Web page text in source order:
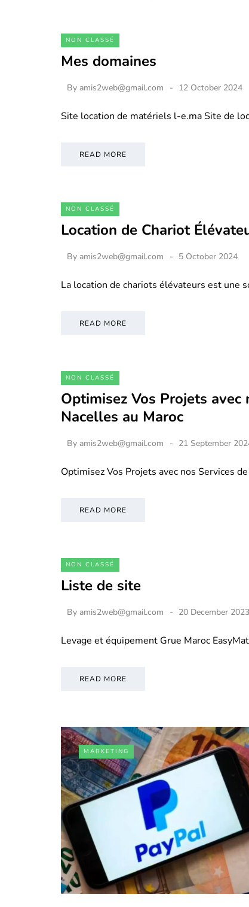
NON CLASSÉ
Mes domaines
By amis2web@gmail.com 12 October 2024
Site location de matériels l-e.ma Site de
READ MORE
NON CLASSÉ
Location de Chariot
By amis2web@gmail.com 5 October 2024
La location de chariots élévateurs est
READ MORE
NON CLASSÉ
Optimisez Vos Projets
Nacelles au Maroc
By amis2web@gmail.com 21 September
Optimisez Vos Projets avec nos Services
READ MORE
NON CLASSÉ
Liste de site
By amis2web@gmail.com 20 December 2023
Levage et équipement Grue Maroc
READ MORE
MARKETING